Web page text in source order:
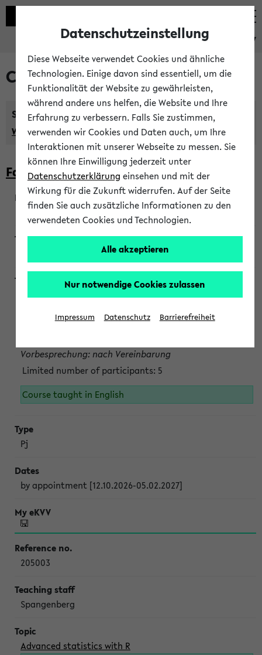
eKVV
Courses taught in English
Semester:
WiSe 2026/2027 SoSe 2026 Previous...
Faculty of Biology
200923
Wendisch, Peters-Wendisch, Stegelmann
Projektmodul "Bakterielle Biotechnologie"
Persönliche Anmeldung beim Veranstalter ist unbedingt
Vorbesprechung: nach Vereinbarung
Limited number of participants: 5
Course taught in English
Pj
by appointment [12.10.2026-05.02.2027]
205003
Spangenberg
Advanced statistics with R
Datenschutzeinstellung
Diese Webseite verwendet Cookies und ähnliche
Technologien. Einige davon sind essentiell, um die
Funktionalität der Website zu gewährleisten,
während andere uns helfen, die Website und Ihre
Erfahrung zu verbessern. Falls Sie zustimmen,
verwenden wir Cookies und Daten auch, um Ihre
Interaktionen mit unserer Webseite zu messen. Sie
können Ihre Einwilligung jederzeit unter
Datenschutzerklärung einsehen und mit der
Wirkung für die Zukunft widerrufen. Auf der Seite
finden Sie auch zusätzliche Informationen zu den
verwendeten Cookies und Technologien.
Alle akzeptieren
Nur notwendige Cookies zulassen
Impressum Datenschutz Barrierefreiheit